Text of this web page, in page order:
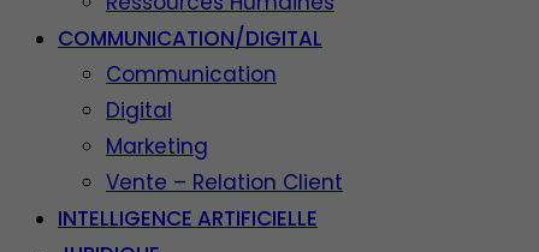
COMMUNICATION/DIGITAL
Communication
Digital
Marketing
Vente – Relation Client
INTELLIGENCE ARTIFICIELLE